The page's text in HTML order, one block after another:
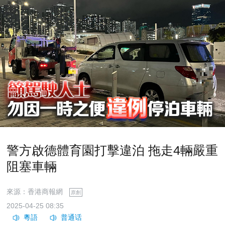
警方啟德體育園打擊違泊 拖走4輛嚴重
阻塞車輛
來源：香港商報網 原創
2025-04-25 08:35